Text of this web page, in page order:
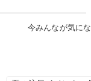
今みんなが気に